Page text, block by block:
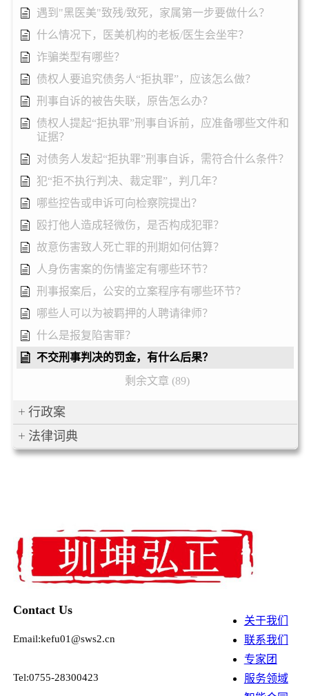
遇到"黑医美"致残/致死，家属第一步要做什么？
什么情况下，医美机构的老板/医生会坐牢？
诈骗类型有哪些？
债权人要追究债务人“拒执罪”，应该怎么做？
刑事自诉的被告失联，原告怎么办？
债权人提起“拒执罪”刑事自诉前，应准备哪些文件和
证据？
对债务人发起“拒执罪”刑事自诉，需符合什么条件？
犯“拒不执行判决、裁定罪”，判几年？
哪些控告或申诉可向检察院提出？
殴打他人造成轻微伤，是否构成犯罪？
故意伤害致人死亡罪的刑期如何估算？
人身伤害案的伤情鉴定有哪些环节？
刑事报案后，公安的立案程序有哪些环节？
哪些人可以为被羁押的人聘请律师？
什么是报复陷害罪？
不交刑事判决的罚金，有什么后果？
剩余文章 (89)
行政案
法律词典
Contact Us
Email:kefu01@sws2.cn
Tel:0755-28300423
关于我们
联系我们
专家团
服务领域